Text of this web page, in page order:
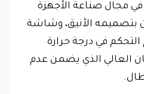
مجال صناعة الأجهزة
بتصميمه الأنيق، وشاشة
التحكم في درجة حرارة
العالي الذي يضمن عدم